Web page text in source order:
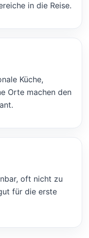
in die Reise.
Küche,
Orte machen den
oft nicht zu
für die erste